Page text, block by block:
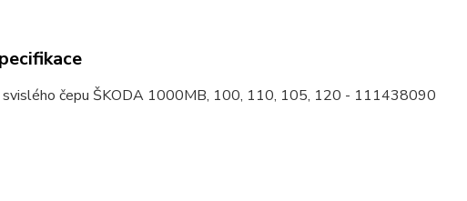
svislého čepu ŠKODA 1000MB, 100, 110, 105, 120 - 111438090